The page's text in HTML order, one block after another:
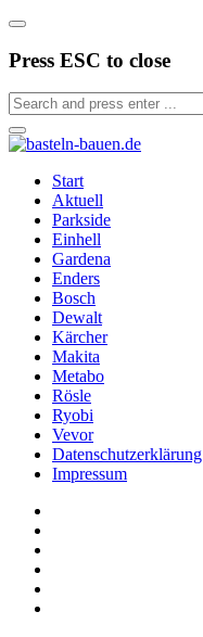
Press ESC to close
Start
Aktuell
Parkside
Einhell
Gardena
Enders
Bosch
Dewalt
Kärcher
Makita
Metabo
Rösle
Ryobi
Vevor
Datenschutzerklärung
Impressum